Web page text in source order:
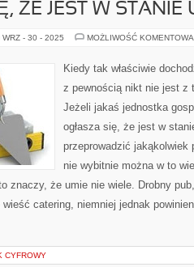
ŻE JEST W STANIE
WRZ - 30 - 2025 MOŻLIWOŚĆ
Kiedy tak właściwie
z pewnością nikt nie jest z
Jeżeli jakaś jednostka
ogłasza się, że jest w
przeprowadzić jakąkolwiek
nie wybitnie można w to
znaczy, że umie nie wiele. Drobny
catering, niemniej jednak
CYFROWY